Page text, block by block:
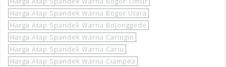
o
k
Harga Atap Spandek Warna Bogor Utara
Harga Atap Spandek Warna Bojonggede
Harga Atap Spandek Warna Caringin
Harga Atap Spandek Warna Cariu
Harga Atap Spandek Warna Ciampea